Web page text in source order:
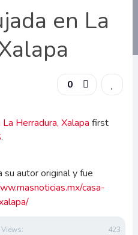
en La
0
Herradura, Xalapa first
.
su autor original y fue
casa-
423